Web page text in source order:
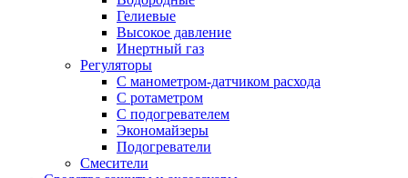
Гелиевые
Высокое давление
Инертный газ
Регуляторы
С манометром-датчиком расхода
С ротаметром
С подогревателем
Экономайзеры
Подогреватели
Смесители